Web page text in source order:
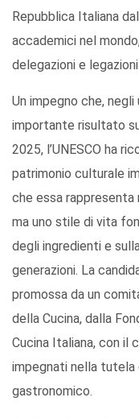
Repubblica Italiana
accademici nel
delegazioni e
Un impegno che,
importante risultato
2025, l’UNESCO ha
patrimonio culturale
che essa
ma uno stile di vita
degli ingredienti e
generazioni. La
promossa da un
della Cucina, dalla
Cucina Italiana, con il
impegnati nella
gastronomico.